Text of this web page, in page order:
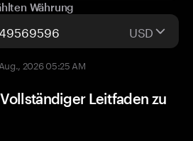
Währung
USD
2026 05:25 AM
Leitfaden zu